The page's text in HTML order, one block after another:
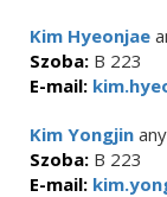
Kim Hyeonjae
Szoba: B 223
E-mail:
Kim Yongjin
Szoba: B 223
E-mail: